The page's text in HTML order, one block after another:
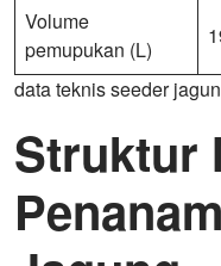
Volume
pemupukan (L)
data teknis seeder
Struktur